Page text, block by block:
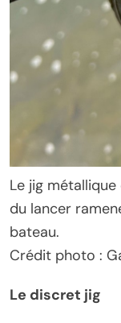
Le jig
du lancer
bateau.
Crédit photo :
Le discret jig